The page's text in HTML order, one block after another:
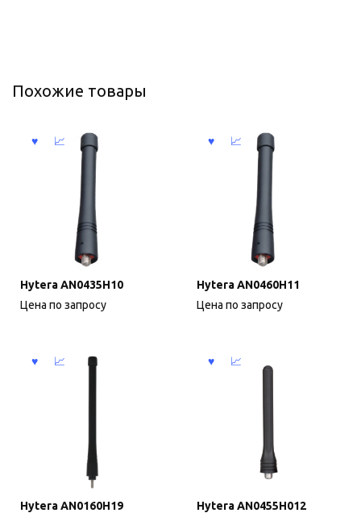
Похожие товары
Hytera AN0435H10
Цена по запросу
Hytera AN0460H11
Цена по запросу
Hytera AN0160H19
Hytera AN0455H012